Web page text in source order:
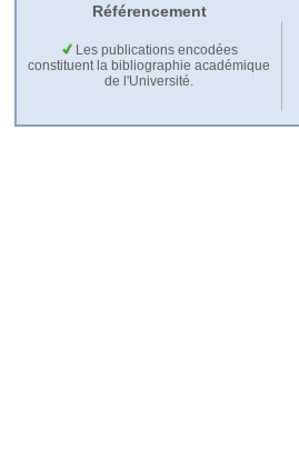
Référencement
Les publications encodées
constituent la bibliographie académique
de l'Université.